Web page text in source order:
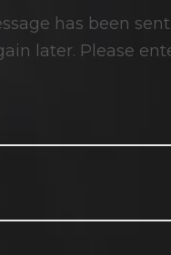
has been sent.
later. Please